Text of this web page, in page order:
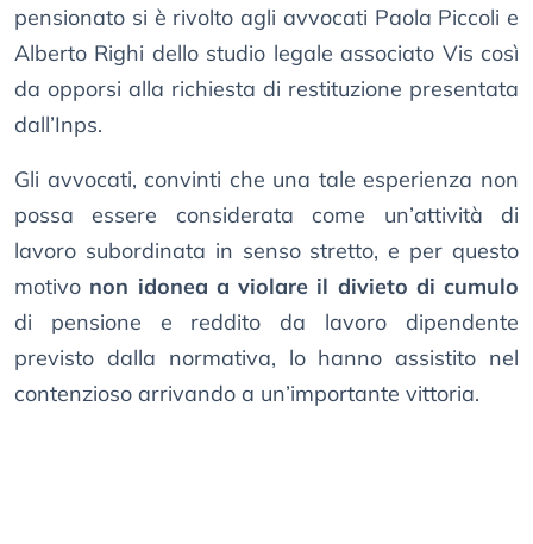
pensionato si è rivolto agli avvocati Paola Piccoli e
Alberto Righi dello studio legale associato Vis così
da opporsi alla richiesta di restituzione presentata
dall’Inps.
Gli avvocati, convinti che una tale esperienza non
possa essere considerata come un’attività di
lavoro subordinata in senso stretto, e per questo
motivo non idonea a violare il divieto di cumulo
di pensione e reddito da lavoro dipendente
previsto dalla normativa, lo hanno assistito nel
contenzioso arrivando a un’importante vittoria.